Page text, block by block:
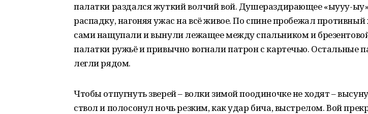
палатки раздался жуткий волчий вой. Душераздирающее «ыууу-
распадку, нагоняя ужас на всё живое. По спине пробежал
сами нащупали и вынули лежащее между спальником и
палатки ружьё и привычно вогнали патрон с картечью. Остальные
легли рядом.
Чтобы отпугнуть зверей – волки зимой поодиночке не ходят –
ствол и полосонул ночь резким, как удар бича, выстрелом. Вой